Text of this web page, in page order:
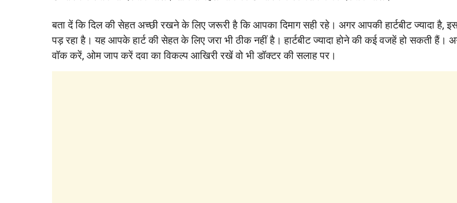
बता दें कि दिल की सेहत अच्छी रखने के लिए जरूरी है कि आपका दिमाग सही रहे। अगर आपकी हार्टबीट ज्यादा है,
पड़ रहा है। यह आपके हार्ट की सेहत के लिए जरा भी ठीक नहीं है। हार्टबीट ज्यादा होने की कई वजहें हो सकती हैं।
वॉक करें, ओम जाप करें दवा का विकल्प आखिरी रखें वो भी डॉक्टर की सलाह पर।